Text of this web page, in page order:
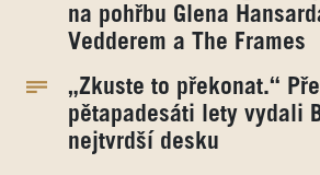
na pohřbu Glena
Vedderem a The Frames
„Zkuste to překonat.“
pětapadesáti lety vydali
nejtvrdší desku